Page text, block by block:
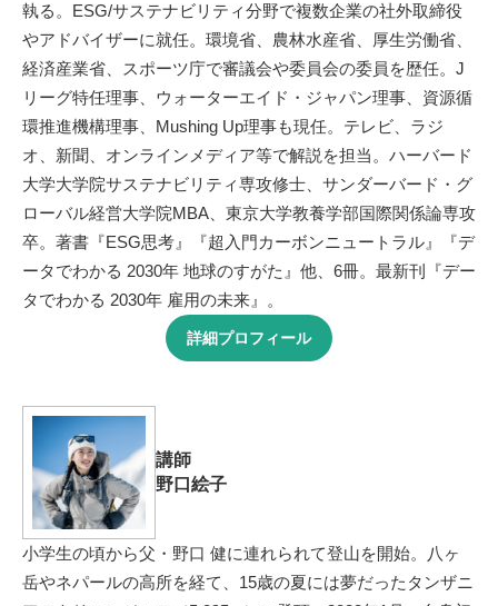
執る。ESG/サステナビリティ分野で複数企業の社外取締役
やアドバイザーに就任。環境省、農林水産省、厚生労働省、
経済産業省、スポーツ庁で審議会や委員会の委員を歴任。J
リーグ特任理事、ウォーターエイド・ジャパン理事、資源循
環推進機構理事、Mushing Up理事も現任。テレビ、ラジ
オ、新聞、オンラインメディア等で解説を担当。ハーバード
大学大学院サステナビリティ専攻修士、サンダーバード・グ
ローバル経営大学院MBA、東京大学教養学部国際関係論専攻
卒。著書『ESG思考』『超入門カーボンニュートラル』『デ
ータでわかる 2030年 地球のすがた』他、6冊。最新刊『デー
タでわかる 2030年 雇用の未来』。
詳細プロフィール
講師
野口絵子
小学生の頃から父・野口 健に連れられて登山を開始。八ヶ
岳やネパールの高所を経て、15歳の夏には夢だったタンザニ